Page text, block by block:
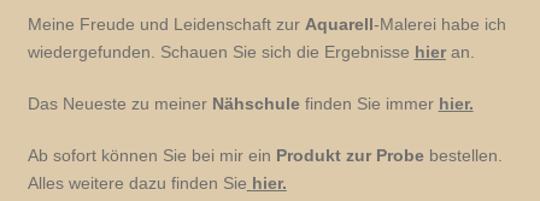
Meine Freude und Leidenschaft zur Aquarell-Malerei habe ich
wiedergefunden. Schauen Sie sich die Ergebnisse hieran.
Das Neueste zu meiner Nähschulefinden Sie immer hier.
Ab sofort können Sie bei mir ein Produkt zur Probebestellen.
Alles weitere dazu finden Sie hier.